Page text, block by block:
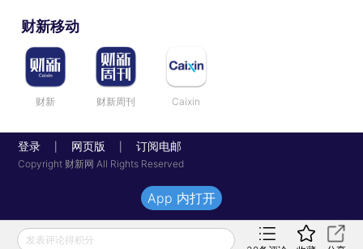
财新移动
财新 财新周刊 Caixin
登录 网页版 订阅电邮
Copyright 财新网 All Rights Reserved
发表评论得积分
App 内打开